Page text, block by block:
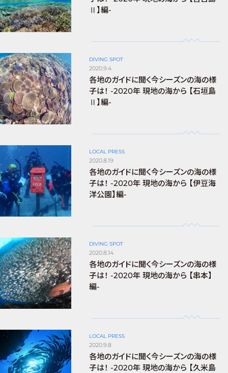
Ⅱ】編-
DIVING SPOT
2020.9.4
各地のガイドに聞く今シーズンの海の様
子は！ -2020年 現地の海から 【石垣島
Ⅱ】編-
LOCAL PRESS
2020.8.19
各地のガイドに聞く今シーズンの海の様
子は！ -2020年 現地の海から 【伊豆海
洋公園】編-
DIVING SPOT
2020.8.14
各地のガイドに聞く今シーズンの海の様
子は！ -2020年 現地の海から 【串本】
編-
LOCAL PRESS
2020.9.8
各地のガイドに聞く今シーズンの海の様
子は！ -2020年 現地の海から 【久米島